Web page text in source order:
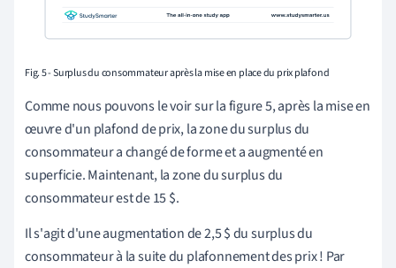
Fig. 5 - Surplus du consommateur après la mise en place du prix plafond
Comme nous pouvons le voir sur la figure 5, après la mise en
œuvre d'un plafond de prix, la zone du surplus du
consommateur a changé de forme et a augmenté en
superficie. Maintenant, la zone du surplus du
consommateur est de 15 $.
Il s'agit d'une augmentation de 2,5 $ du surplus du
consommateur à la suite du plafonnement des prix ! Par